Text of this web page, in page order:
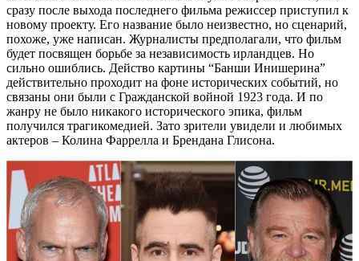
сразу после выхода последнего фильма режиссер приступил к
новому проекту. Его название было неизвестно, но сценарий,
похоже, уже написан. Журналисты предполагали, что фильм
будет посвящен борьбе за независимость ирландцев. Но
сильно ошиблись. Действо картины “Банши Инишерина”
действительно проходит на фоне исторических событий, но
связаны они были с Гражданской войной 1923 года. И по
жанру не было никакого исторического эпика, фильм
получился трагикомедией. Зато зрители увидели и любимых
актеров – Колина Фаррелла и Брендана Глисона.